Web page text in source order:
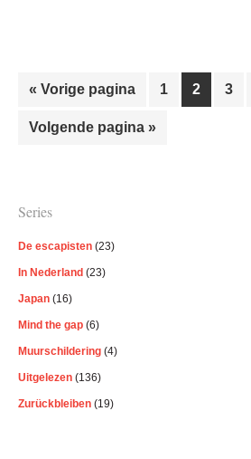
« Ga
Vorige pagina Pagina
1 Pagina
2 3
Ga
Volgende pagina »
Primaire
Series
De escapisten (23)
In Nederland (23)
Japan (16)
Mind the gap (6)
Muurschildering (4)
Uitgelezen (136)
Zurückbleiben (19)